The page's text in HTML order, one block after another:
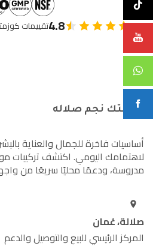
4.8تقييمات
كوزمتك نجم صلاله
أساسيات فاخرة للجمال والعناية
لاهتمامك اليومي. اكتشف تركيبات
مدروسة، ودعمًا محليًا سريعًا من
صلالة، عُمان
المركز الرئيسي للبيع والتوصيل والدعم